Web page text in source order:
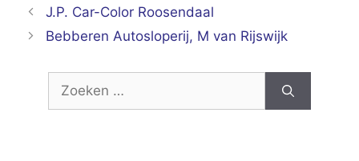
J.P. Car-Color Roosendaal
Bebberen Autosloperij, M van Rijswijk
Zoek